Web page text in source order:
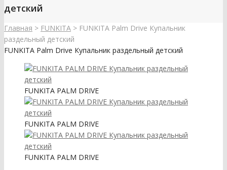
детский
Главная > FUNKITA > FUNKITA Palm Drive Купальник
раздельный детский
FUNKITA Palm Drive Купальник раздельный детский
FUNKITA PALM DRIVE
FUNKITA PALM DRIVE
FUNKITA PALM DRIVE